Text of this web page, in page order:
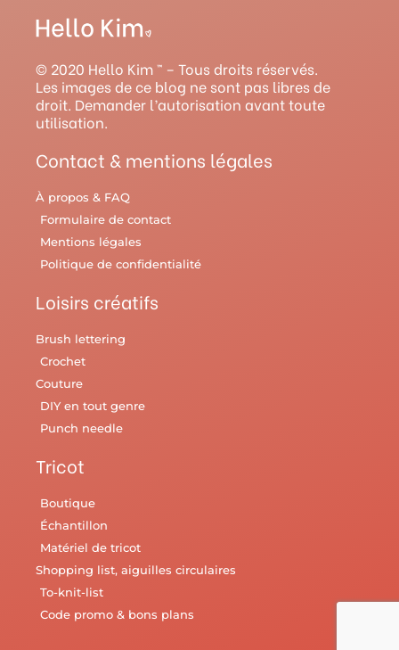
t
a
g
r
a
m
t
u
b
e
r
e
s
o
o
k
y
© 2020 Hello Kim ™ – Tous droits réservés.
Les images de ce blog ne sont pas libres de
droit. Demander l’autorisation avant toute
utilisation.
Contact & mentions légales
À propos & FAQ
Formulaire de contact
Mentions légales
Politique de confidentialité
Loisirs créatifs
Brush lettering
Crochet
Couture
DIY en tout genre
Punch needle
Tricot
Boutique
Échantillon
Matériel de tricot
Shopping list, aiguilles circulaires
To-knit-list
Code promo & bons plans